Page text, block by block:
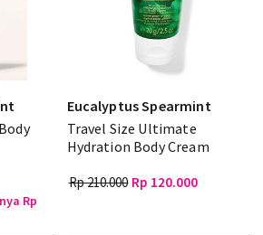
Rp
Eucalyptus Spearmint
Travel Size Ultimate
Hydration Body Cream
Rp 210.000 Rp 120.000